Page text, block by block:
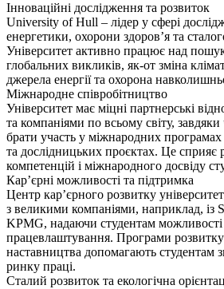
Інноваційні дослідження та розвиток
University of Hull – лідер у сфері
енергетики, охорони здоров’я та
Університет активно працює над
глобальних викликів, як-от зміна
джерела енергії та охорона
Міжнародне співробітництво
Університет має міцні партнерські
та компаніями по всьому світу,
брати участь у міжнародних
та дослідницьких проєктах. Це сприяє
компетенцій і міжнародного досвіду
Кар’єрні можливості та підтримка
Центр кар’єрного розвитку
з великими компаніями, наприклад, із
KPMG, надаючи студентам можливості
працевлаштування. Програми розвитку
наставництва допомагають студентам
ринку праці.
Сталий розвиток та екологічна